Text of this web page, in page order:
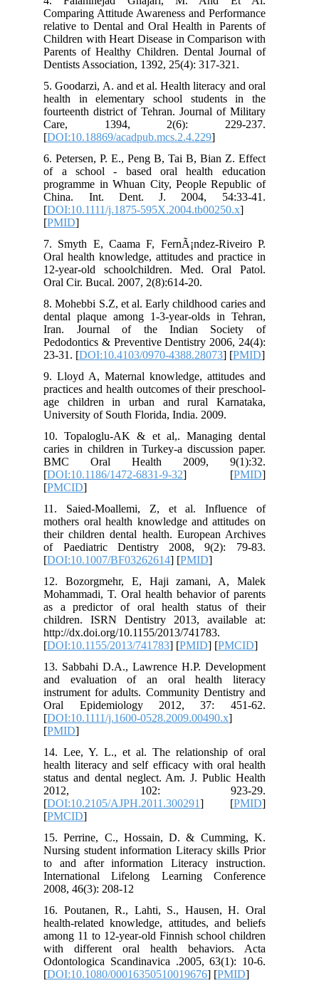
Comparing Attitude Awareness and Performance
relative to Dental and Oral Health in Parents of
Children with Heart Disease in Comparison with
Parents of Healthy Children. Dental Journal of
Dentists Association, 1392, 25(4): 317-321.
5. Goodarzi, A. and et al. Health literacy and oral
health in elementary school students in the
fourteenth district of Tehran. Journal of Military
Care, 1394, 2(6): 229-237.
[DOI:10.18869/acadpub.mcs.2.4.229
6. Petersen, P. E., Peng B, Tai B, Bian Z. Effect
of a school - based oral health education
programme in Whuan City, People Republic of
China. Int. Dent. J. 2004, 54:33-41.
[DOI:10.1111/j.1875-595X.2004.tb00250.x
[PMID
7. Smyth E, Caama F, FernÃ¡ndez-Riveiro P.
Oral health knowledge, attitudes and practice in
12-year-old schoolchildren. Med. Oral Patol.
Oral Cir. Bucal. 2007, 2(8):614-20.
8. Mohebbi S.Z, et al. Early childhood caries and
dental plaque among 1-3-year-olds in Tehran,
Iran. Journal of the Indian Society of
Pedodontics & Preventive Dentistry 2006, 24(4):
23-31. [DOI:10.4103/0970-4388.28073] [PMID
9. Lloyd A, Maternal knowledge, attitudes and
practices and health outcomes of their preschool-
age children in urban and rural Karnataka,
University of South Florida, India. 2009.
10. Topaloglu-AK & et al,. Managing dental
caries in children in Turkey-a discussion paper.
BMC Oral Health 2009, 9(1):32.
[DOI:10.1186/1472-6831-9-32 ] [PMID
[PMCID
11. Saied-Moallemi, Z, et al. Influence of
mothers oral health knowledge and attitudes on
their children dental health. European Archives
of Paediatric Dentistry 2008, 9(2): 79-83.
[DOI:10.1007/BF03262614] [PMID
12. Bozorgmehr, E, Haji zamani, A, Malek
Mohammadi, T. Oral health behavior of parents
as a predictor of oral health status of their
children. ISRN Dentistry 2013, available at:
http://dx.doi.org/10.1155/2013/741783.
[DOI:10.1155/2013/741783] [PMID] [PMCID
13. Sabbahi D.A., Lawrence H.P. Development
and evaluation of an oral health literacy
instrument for adults. Community Dentistry and
Oral Epidemiology 2012, 37: 451-62.
[DOI:10.1111/j.1600-0528.2009.00490.x
[PMID
14. Lee, Y. L., et al. The relationship of oral
health literacy and self efficacy with oral health
status and dental neglect. Am. J. Public Health
2012, 102: 923-29.
[DOI:10.2105/AJPH.2011.300291 ] [PMID
[PMCID
15. Perrine, C., Hossain, D. & Cumming, K.
Nursing student information Literacy skills Prior
to and after information Literacy instruction.
International Lifelong Learning Conference
2008, 46(3): 208-12
16. Poutanen, R., Lahti, S., Hausen, H. Oral
health-related knowledge, attitudes, and beliefs
among 11 to 12-year-old Finnish school children
with different oral health behaviors. Acta
Odontologica Scandinavica .2005, 63(1): 10-6.
[DOI:10.1080/00016350510019676] [PMID